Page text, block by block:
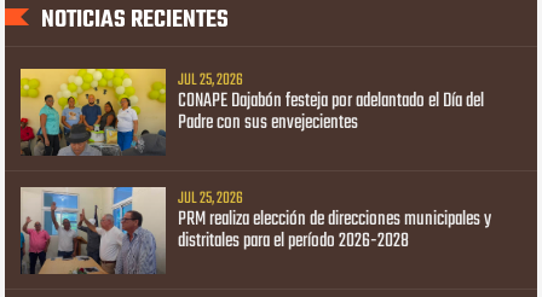
NOTICIAS RECIENTES
JUL 25, 2026
CONAPE Dajabón festeja por adelantado el Día del
Padre con sus envejecientes
JUL 25, 2026
PRM realiza elección de direcciones municipales y
distritales para el período 2026-2028